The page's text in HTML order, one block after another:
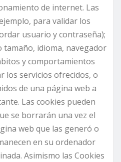
de internet. Las
para validar los
usuario y contraseña);
tamaño, idioma, navegador
y comportamientos
los servicios ofrecidos, o
de una página web a
Las cookies pueden
se borrarán una vez el
web que las generó o
en su ordenador
Asimismo las Cookies